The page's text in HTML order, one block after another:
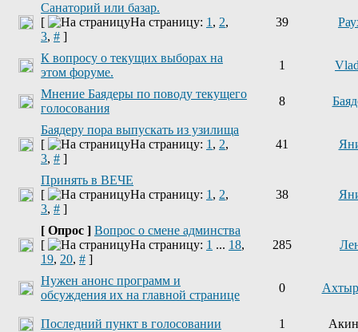
Санаторий или базар.
[
На страницу: 1 , 2,
3, # ]
39
К вопросу о текущих выборах на
этом форуме.
1
Мнение Баядеры по поводу текущего
голосования
8
Баядеру пора выпускать из узилища
[
На страницу: 1 , 2,
3, # ]
41
Принять в ВЕЧЕ
[
На страницу: 1 , 2,
3, # ]
38
[ Опрос ] Вопрос о смене админства
[
На страницу: 1 ... 18,
19, 20, # ]
285
Нужен анонс программ и
обсуждения их на главной странице
0
Последний пункт в голосовании 1